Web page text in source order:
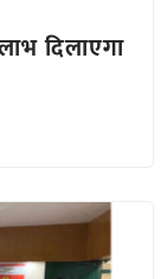
दिलाएगा